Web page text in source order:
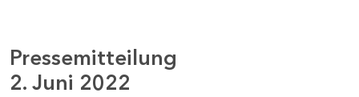
Pressemitteilung
2. Juni 2022